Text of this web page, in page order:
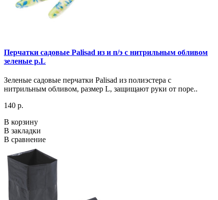
Перчатки садовые Palisad из и п/э с нитрильным обливом
зеленые р.L
Зеленые садовые перчатки Palisad из полиэстера с
нитрильным обливом, размер L, защищают руки от поре..
140 р.
В корзину
В закладки
В сравнение